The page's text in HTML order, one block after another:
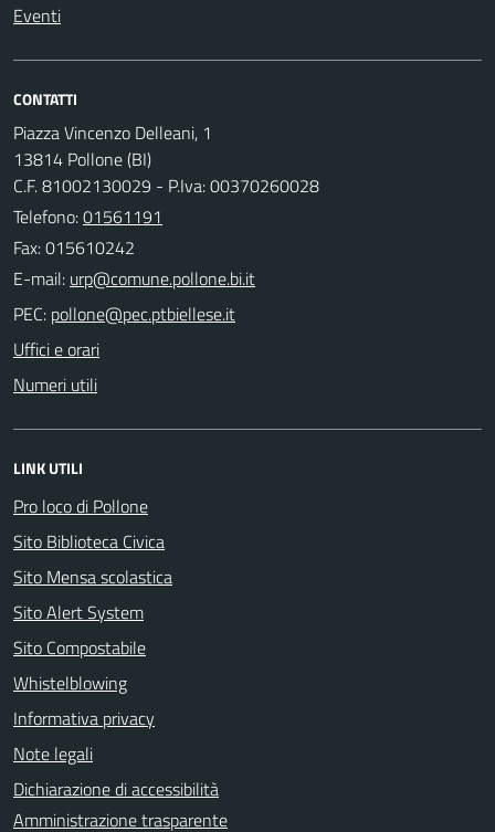
Eventi
CONTATTI
Piazza Vincenzo Delleani, 1
13814 Pollone (BI)
C.F. 81002130029 - P.Iva: 00370260028
Telefono:01561191
Fax: 015610242
E-mail:
PEC:
Uffici e orari
Numeri utili
LINK UTILI
Pro loco di Pollone
Sito Biblioteca Civica
Sito Mensa scolastica
Sito Alert System
Sito Compostabile
Whistelblowing
Informativa privacy
Note legali
Dichiarazione di accessibilità
Amministrazione trasparente